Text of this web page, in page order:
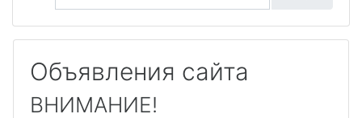
Объявления сайта
ВНИМАНИЕ!